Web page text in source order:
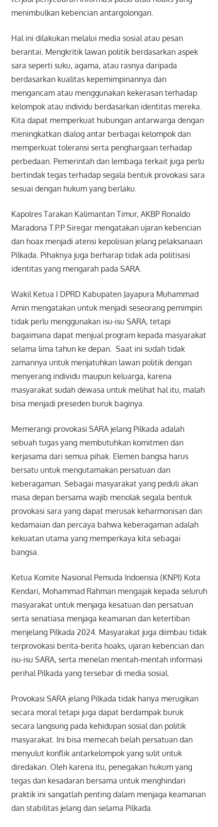
menimbulkan kebencian antargolongan.
Hal ini dilakukan melalui media sosial atau pesan
berantai. Mengkritik lawan politik berdasarkan aspek
sara seperti suku, agama, atau rasnya daripada
berdasarkan kualitas kepemimpinannya dan
mengancam atau menggunakan kekerasan terhadap
kelompok atau individu berdasarkan identitas mereka.
Kita dapat memperkuat hubungan antarwarga dengan
meningkatkan dialog antar berbagai kelompok dan
memperkuat toleransi serta penghargaan terhadap
perbedaan. Pemerintah dan lembaga terkait juga perlu
bertindak tegas terhadap segala bentuk provokasi sara
sesuai dengan hukum yang berlaku.
Kapolres Tarakan Kalimantan Timur, AKBP Ronaldo
Maradona T.P.P Siregar mengatakan ujaran kebencian
dan hoax menjadi atensi kepolisian jelang pelaksanaan
Pilkada. Pihaknya juga berharap tidak ada politisasi
identitas yang mengarah pada SARA.
Wakil Ketua I DPRD Kabupaten Jayapura Muhammad
Amin mengatakan untuk menjadi seseorang pemimpin
tidak perlu menggunakan isu-isu SARA, tetapi
bagaimana dapat menjual program kepada masyarakat
selama lima tahun ke depan. Saat ini sudah tidak
zamannya untuk menjatuhkan lawan politik dengan
menyerang individu maupun keluarga, karena
masyarakat sudah dewasa untuk melihat hal itu, malah
bisa menjadi preseden buruk baginya.
Memerangi provokasi SARA jelang Pilkada adalah
sebuah tugas yang membutuhkan komitmen dan
kerjasama dari semua pihak. Elemen bangsa harus
bersatu untuk mengutamakan persatuan dan
keberagaman. Sebagai masyarakat yang peduli akan
masa depan bersama wajib menolak segala bentuk
provokasi sara yang dapat merusak keharmonisan dan
kedamaian dan percaya bahwa keberagaman adalah
kekuatan utama yang memperkaya kita sebagai
bangsa.
Ketua Komite Nasional Pemuda Indoensia (KNPI) Kota
Kendari, Mohammad Rahman mengajak kepada seluruh
masyarakat untuk menjaga kesatuan dan persatuan
serta senatiasa menjaga keamanan dan ketertiban
menjelang Pilkada 2024. Masyarakat juga diimbau tidak
terprovokasi berita-berita hoaks, ujaran kebencian dan
isu-isu SARA, serta menelan mentah-mentah informasi
perihal Pilkada yang tersebar di media sosial.
Provokasi SARA jelang Pilkada tidak hanya merugikan
secara moral tetapi juga dapat berdampak buruk
secara langsung pada kehidupan sosial dan politik
masyarakat. Ini bisa memecah belah persatuan dan
menyulut konflik antarkelompok yang sulit untuk
diredakan. Oleh karena itu, penegakan hukum yang
tegas dan kesadaran bersama untuk menghindari
praktik ini sangatlah penting dalam menjaga keamanan
dan stabilitas jelang dan selama Pilkada.